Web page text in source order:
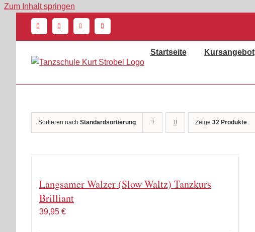
Zum Inhalt springen
Startseite Kursangebot
Sortieren nach Standardsortierung Zeige 32 Produkte
Langsamer Walzer (Slow Waltz) Tanzkurs
Brilliant
39,95 €